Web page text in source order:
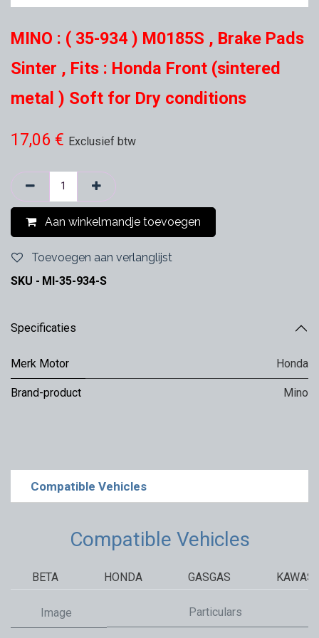
MINO : ( 35-934 ) M0185S , Brake Pads
Sinter , Fits : Honda Front (sintered
metal ) Soft for Dry conditions
17,06 € Exclusief btw
Aan winkelmandje toevoegen
Toevoegen aan verlanglijst
SKU - MI-35-934-S
Specificaties
Merk Motor Honda
Brand-product Mino
Compatible Vehicles
Compatible Vehicles
BETA HONDA GASGAS
Image Particulars